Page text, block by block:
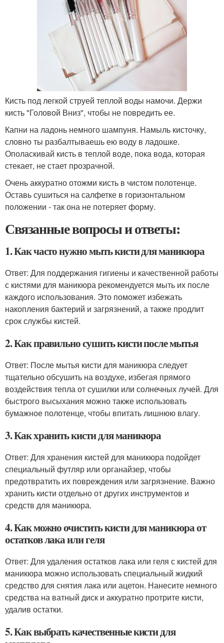
Кисть под легкой струей теплой воды намочи. Держи
кисть "Головой Вниз", чтобы не повредить ее.
Капни на ладонь немного шампуня. Намыль кисточку,
словно ты разбалтываешь ею воду в ладошке.
Ополаскивай кисть в теплой воде, пока вода, которая
стекает, не стает прозрачной.
Очень аккуратно отожми кисть в чистом полотенце.
Оставь сушиться на салфетке в горизонтальном
положении - так она не потеряет форму.
Связанные вопросы и ответы:
1. Как часто нужно мыть кисти для маникюра
Ответ: Для поддержания гигиены и качественной работы
с кистями для маникюра рекомендуется мыть их после
каждого использования. Это поможет избежать
накопления бактерий и загрязнений, а также продлит
срок службы кистей.
2. Как правильно сушить кисти после мытья
Ответ: После мытья кисти для маникюра следует
тщательно обсушить на воздухе, избегая прямого
воздействия тепла от сушилки или солнечных лучей. Для
быстрого высыхания можно также использовать
бумажное полотенце, чтобы впитать лишнюю влагу.
3. Как хранить кисти для маникюра
Ответ: Для хранения кистей для маникюра подойдет
специальный футляр или органайзер, чтобы
предотвратить их повреждения или загрязнение. Важно
хранить кисти отдельно от других инструментов и
средств для маникюра.
4. Как можно очистить кисти для маникюра от
остатков лака или геля
Ответ: Для удаления остатков лака или геля с кистей для
маникюра можно использовать специальный жидкий
средство для снятия лака или ацетон. Нанесите немного
средства на ватный диск и аккуратно протрите кисти,
удалив остатки.
5. Как выбрать качественные кисти для